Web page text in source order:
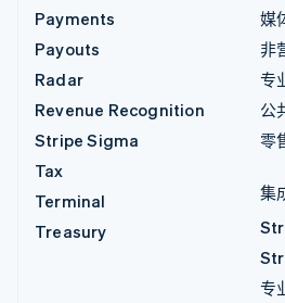
Payments
Payouts
Radar
Revenue Recognition
Stripe Sigma
Tax
Terminal
Treasury
媒
非
专
公
零
集
专